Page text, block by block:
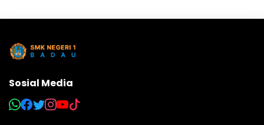
Sosial Media